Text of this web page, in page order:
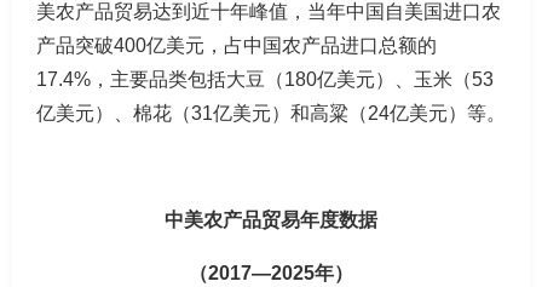
美农产品贸易达到近十年峰值，当年中国自美国进口农
产品突破400亿美元，占中国农产品进口总额的
17.4%，主要品类包括大豆（180亿美元）、玉米（53
亿美元）、棉花（31亿美元）和高粱（24亿美元）等。
中美农产品贸易年度数据
（2017—2025年）